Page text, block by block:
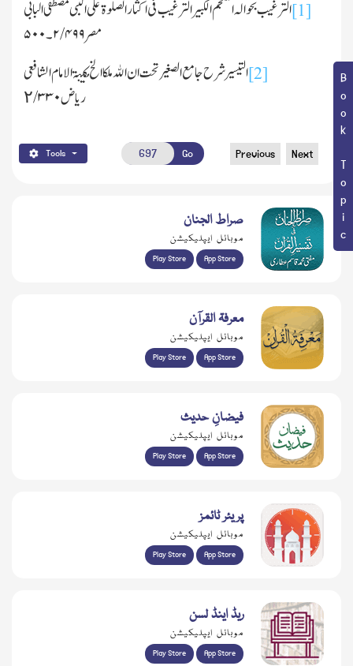
Book Topic
[1]الترغیب بحوالہ المعجم الکبیر الترغیب فیاکثار الصلٰوۃ علی النبی مصطفی البابی
مصر
۲/۴۹۹ ۔۵۰۰
[2]التیسیر شرح جامع الصغیر تحت ان اﷲ ملکا الخ مکتبۃالامام الشافعی
ریاض ٢/۳۳۰
Tools Go Previous Next
صراط الجنان
موبائل ایپلیکیشن
Play Store App Store
معرفۃ القرآن
موبائل ایپلیکیشن
Play Store App Store
فیضانِ حدیث
موبائل ایپلیکیشن
Play Store App Store
پریئر ٹائمز
موبائل ایپلیکیشن
Play Store App Store
ریڈ اینڈ لسن
موبائل ایپلیکیشن
Play Store App Store